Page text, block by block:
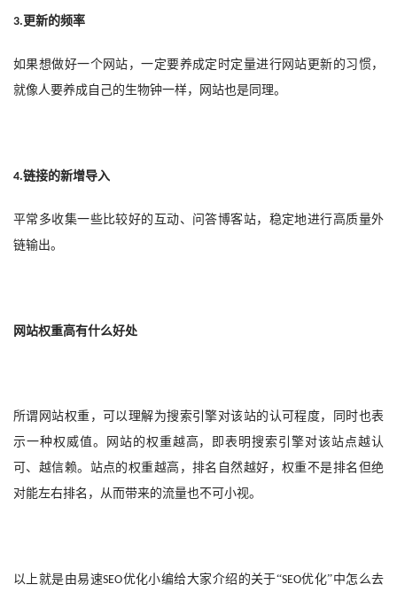
3. 更新的频率
如果想做好一个网站，一定要养成定时定量进行网站更新的习惯，
就像人要养成自己的生物钟一样，网站也是同理。
4.链接的新增导入
平常多收集一些比较好的互动、问答博客站，稳定地进行高质量外
链输出。
网站权重高有什么好处
所谓网站权重，可以理解为搜索引擎对该站的认可程度，同时也表
示一种权威值。网站的权重越高，即表明搜索引擎对该站点越认
可、越信赖。站点的权重越高，排名自然越好，权重不是排名但绝
对能左右排名，从而带来的流量也不可小视。
以上就是由易速SEO优化小编给大家介绍的关于“SEO优化”中怎么去